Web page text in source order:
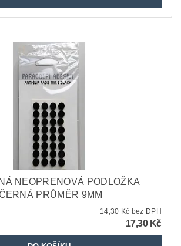
NEOPRENOVÁ PODLOŽKA
PRŮMĚR 9MM
14,30 Kč bez DPH
17,30 Kč